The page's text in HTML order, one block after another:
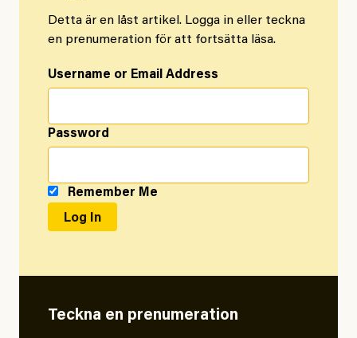
Detta är en låst artikel. Logga in eller teckna
en prenumeration för att fortsätta läsa.
Username or Email Address
Password
Remember Me
Teckna en prenumeration